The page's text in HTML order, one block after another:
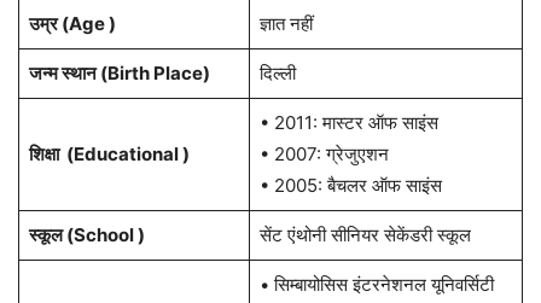
उम्र (Age ) ज्ञात नहीं
जन्म स्थान (Birth Place) दिल्ली
शिक्षा (Educational )
• 2011: मास्टर ऑफ साइंस
• 2007: ग्रेजुएशन
• 2005: बैचलर ऑफ साइंस
स्कूल (School ) सेंट एंथोनी सीनियर सेकेंडरी स्कूल
• सिम्बायोसिस इंटरनेशनल यूनिवर्सिटी